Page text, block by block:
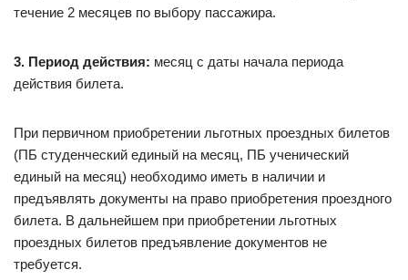
течение 2 месяцев по выбору пассажира.
3. Период действия: месяц с даты начала периода
действия билета.
При первичном приобретении льготных проездных билетов
(ПБ студенческий единый на месяц, ПБ ученический
единый на месяц) необходимо иметь в наличии и
предъявлять документы на право приобретения проездного
билета. В дальнейшем при приобретении льготных
проездных билетов предъявление документов не
требуется.